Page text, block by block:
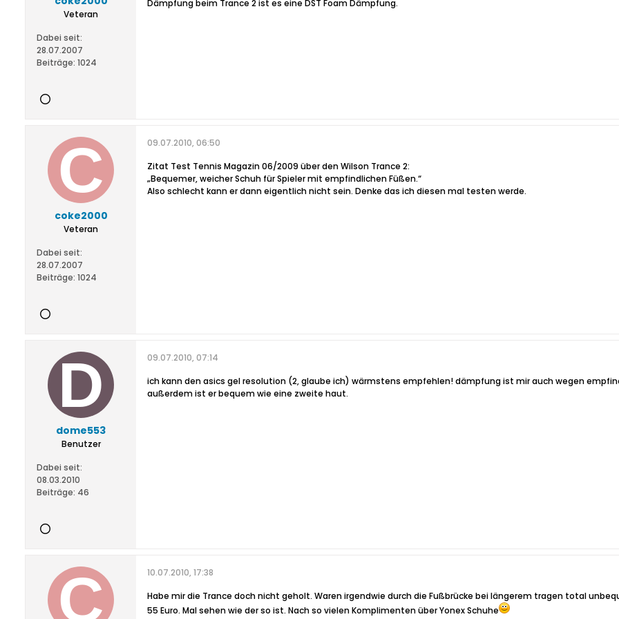
Veteran
Dabei seit:
28.07.2007
Beiträge: 1024
Dämpfung beim Trance 2 ist es eine DST Foam Dämpfung.
coke2000
Veteran
Dabei seit:
28.07.2007
Beiträge: 1024
09.07.2010, 06:50
Zitat Test Tennis Magazin 06/2009 über den Wilson Trance 2:
„Bequemer, weicher Schuh für Spieler mit empfindlichen Füßen.“
Also schlecht kann er dann eigentlich nicht sein. Denke das ich diesen mal testen werde.
dome553
Benutzer
Dabei seit:
08.03.2010
Beiträge: 46
09.07.2010, 07:14
ich kann den asics gel resolution (2, glaube ich) wärmstens empfehlen! dämpfung ist mir auch wegen
außerdem ist er bequem wie eine zweite haut.
10.07.2010, 17:38
Habe mir die Trance doch nicht geholt. Waren irgendwie durch die Fußbrücke bei längerem tragen total
55 Euro. Mal sehen wie der so ist. Nach so vielen Komplimenten über Yonex Schuhe